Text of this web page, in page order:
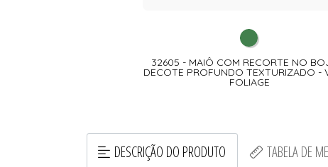
32605 - MAIÔ COM RECORTE NO
DECOTE PROFUNDO TEXTURIZADO -
FOLIAGE
DESCRIÇÃO DO PRODUTO TABELA DE